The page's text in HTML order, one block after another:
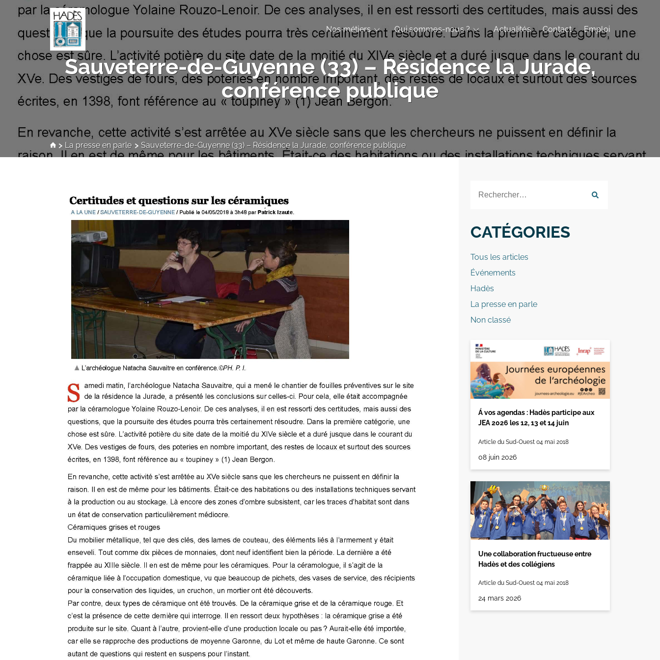
Nos métiers Qui sommes-nous ? Actualités Contact Emploi
Sauveterre-de-Guyenne (33) – Résidence la Jurade,
conférence publique
La presse en parle Sauveterre-de-Guyenne (33) – Résidence la Jurade, conférence publique
CATÉGORIES
Tous les articles
Événements
Hadès
La presse en parle
Non classé
Á vos agendas : Hadès participe aux
JEA 2026 les 12, 13 et 14 juin
Article du Sud-Ouest 04 mai 2018
08 juin 2026
Une collaboration fructueuse entre
Hadès et des collégiens
Article du Sud-Ouest 04 mai 2018
24 mars 2026